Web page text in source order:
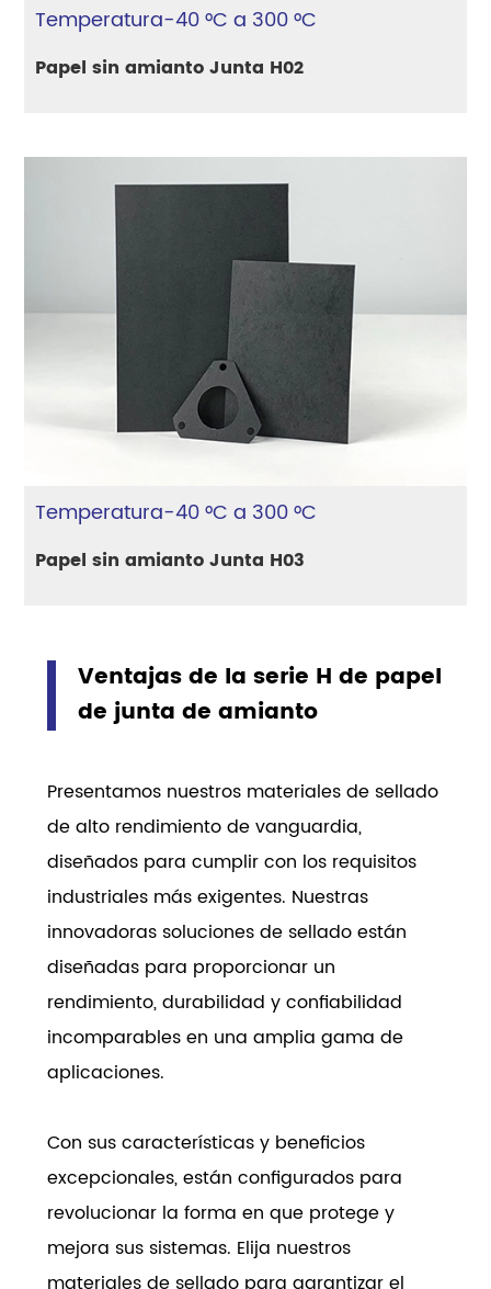
Temperatura-40 °C a 300 °C
Papel sin amianto Junta H02
Temperatura-40 °C a 300 °C
Papel sin amianto Junta H03
Ventajas de la serie H de papel
de junta de amianto
Presentamos nuestros materiales de sellado
de alto rendimiento de vanguardia,
diseñados para cumplir con los requisitos
industriales más exigentes. Nuestras
innovadoras soluciones de sellado están
diseñadas para proporcionar un
rendimiento, durabilidad y confiabilidad
incomparables en una amplia gama de
aplicaciones.
Con sus características y beneficios
excepcionales, están configurados para
revolucionar la forma en que protege y
mejora sus sistemas. Elija nuestros
materiales de sellado para garantizar el